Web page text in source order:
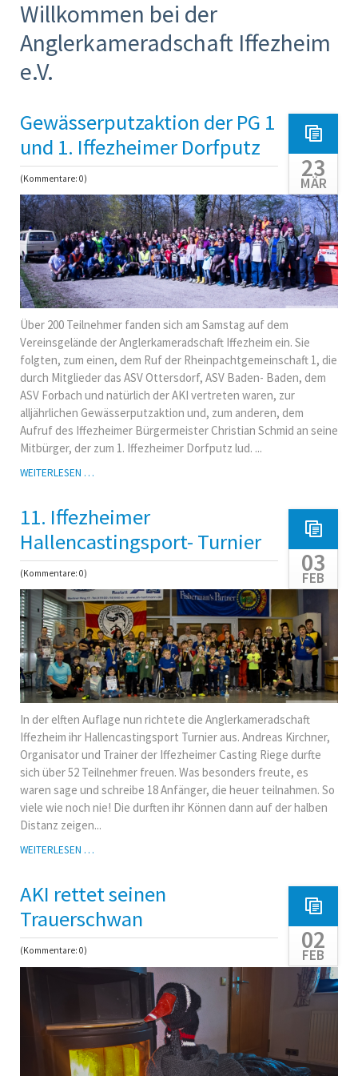
Willkommen bei der
Anglerkameradschaft Iffezheim
e.V.
Gewässerputzaktion der PG 1
und 1. Iffezheimer Dorfputz
23
MÄR
(Kommentare: 0)
Über 200 Teilnehmer fanden sich am Samstag auf dem
Vereinsgelände der Anglerkameradschaft Iffezheim ein. Sie
folgten, zum einen, dem Ruf der Rheinpachtgemeinschaft 1, die
durch Mitglieder das ASV Ottersdorf, ASV Baden- Baden, dem
ASV Forbach und natürlich der AKI vertreten waren, zur
alljährlichen Gewässerputzaktion und, zum anderen, dem
Aufruf des Iffezheimer Bürgermeister Christian Schmid an seine
Mitbürger, der zum 1. Iffezheimer Dorfputz lud. ...
WEITERLESEN …GEWÄSSERPUTZAKTION
1
UND
1.
IFFEZHEIMER
11. Iffezheimer
Hallencastingsport- Turnier
03
FEB
(Kommentare: 0)
In der elften Auflage nun richtete die Anglerkameradschaft
Iffezheim ihr Hallencastingsport Turnier aus. Andreas Kirchner,
Organisator und Trainer der Iffezheimer Casting Riege durfte
sich über 52 Teilnehmer freuen. Was besonders freute, es
waren sage und schreibe 18 Anfänger, die heuer teilnahmen. So
viele wie noch nie! Die durften ihr Können dann auf der halben
Distanz zeigen...
WEITERLESEN …11.
TURNIER
AKI rettet seinen
Trauerschwan
02
FEB
(Kommentare: 0)